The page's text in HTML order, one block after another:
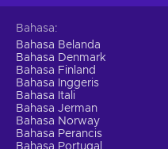
Bahasa
Bahasa Belanda
Bahasa Denmark
Bahasa Finland
Bahasa Inggeris
Bahasa Itali
Bahasa Jerman
Bahasa Norway
Bahasa Perancis
Bahasa Portugal